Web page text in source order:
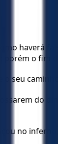
haverá
o fim
seu
do
no